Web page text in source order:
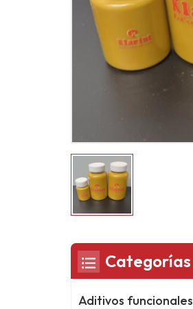
Categorías
Aditivos funcionales